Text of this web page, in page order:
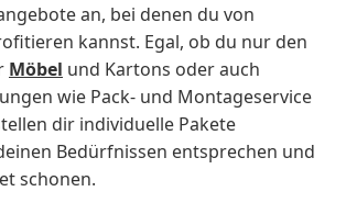
an, bei denen du von
kannst. Egal, ob du nur den
Möbel und Kartons oder auch
wie Pack- und Montageservice
dir individuelle Pakete
Bedürfnissen entsprechen und
schonen.